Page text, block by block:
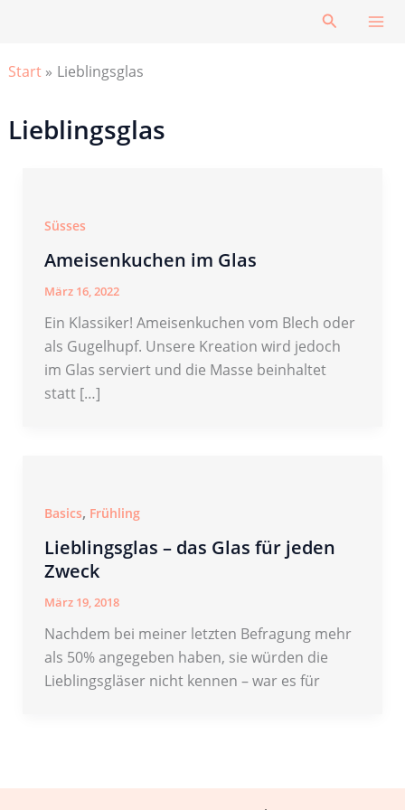
Suchen
Start Lieblingsglas
Lieblingsglas
Süsses
Ameisenkuchen im Glas
März 16, 2022
Ein Klassiker! Ameisenkuchen vom Blech oder
als Gugelhupf. Unsere Kreation wird jedoch
im Glas serviert und die Masse beinhaltet
statt […]
Basics, Frühling
Lieblingsglas – das Glas für jeden
Zweck
März 19, 2018
Nachdem bei meiner letzten Befragung mehr
als 50% angegeben haben, sie würden die
Lieblingsgläser nicht kennen – war es für